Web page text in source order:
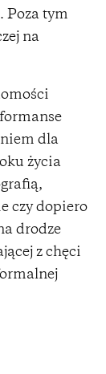
Poza tym
na
dla
życia
czy dopiero
drodze
z chęci